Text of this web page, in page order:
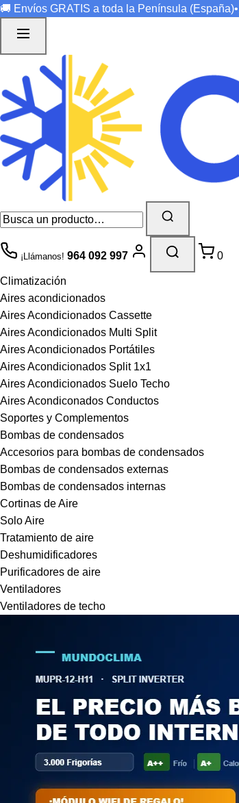
🚚 Envíos GRATIS a toda la Península (España)•
¡Llámanos! 964 092 997 0
Climatización
Aires acondicionados
Aires Acondicionados Cassette
Aires Acondicionados Multi Split
Aires Acondicionados Portátiles
Aires Acondicionados Split 1x1
Aires Acondicionados Suelo Techo
Aires Acondiconados Conductos
Soportes y Complementos
Bombas de condensados
Accesorios para bombas de condensados
Bombas de condensados externas
Bombas de condensados internas
Cortinas de Aire
Solo Aire
Tratamiento de aire
Deshumidificadores
Purificadores de aire
Ventiladores
Ventiladores de techo